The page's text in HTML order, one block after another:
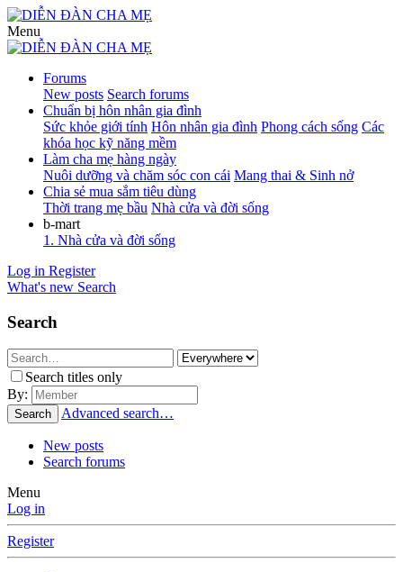
Menu
Forums
New posts Search forums
Chuẩn bị hôn nhân gia đình
Sức khỏe giới tính Hôn nhân gia đình Phong cách sống Các
khóa học kỹ năng mềm
Làm cha mẹ hàng ngày
Nuôi dưỡng và chăm sóc con cái Mang thai & Sinh nở
Chia sẻ mua sắm tiêu dùng
Thời trang mẹ bầu Nhà cửa và đời sống
b-mart
1. Nhà cửa và đời sống
Log in Register
What's new Search
Search
Search titles only
By:
Search Advanced search…
New posts
Search forums
Menu
Log in
Register